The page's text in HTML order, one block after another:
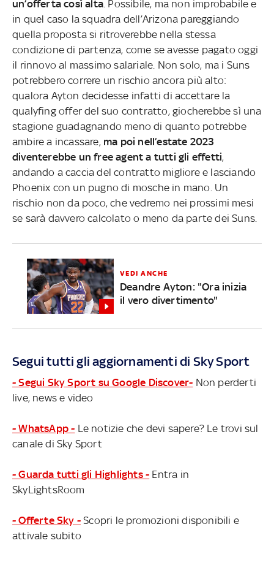
un’offerta così alta . Possibile, ma non improbabile e
in quel caso la squadra dell’Arizona pareggiando
quella proposta si ritroverebbe nella stessa
condizione di partenza, come se avesse pagato oggi
il rinnovo al massimo salariale. Non solo, ma i Suns
potrebbero correre un rischio ancora più alto:
qualora Ayton decidesse infatti di accettare la
qualyfing offer del suo contratto, giocherebbe sì una
stagione guadagnando meno di quanto potrebbe
ambire a incassare, ma poi nell’estate 2023
diventerebbe un free agent a tutti gli effetti,
andando a caccia del contratto migliore e lasciando
Phoenix con un pugno di mosche in mano. Un
rischio non da poco, che vedremo nei prossimi mesi
se sarà davvero calcolato o meno da parte dei Suns.
VEDI ANCHE
Deandre Ayton: "Ora inizia
il vero divertimento"
Segui tutti gli aggiornamenti di Sky Sport
- Segui Sky Sport su Google Discover- Non perderti
live, news e video
- WhatsApp - Le notizie che devi sapere? Le trovi sul
canale di Sky Sport
- Guarda tutti gli Highlights - Entra in
SkyLightsRoom
- Offerte Sky - Scopri le promozioni disponibili e
attivale subito